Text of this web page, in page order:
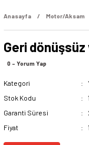
Anasayfa Motor/Aksam
Geri dönüşsüz
0 - Yorum Yap
Kategori
Stok Kodu
Garanti Süresi
Fiyat